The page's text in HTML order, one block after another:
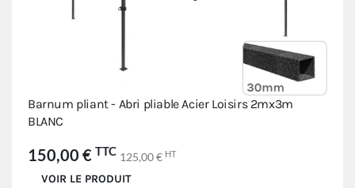
Barnum pliant - Abri pliable Acier Loisirs 2mx3m
BLANC
150,00 € TTC 125,00 € HT
VOIR LE PRODUIT